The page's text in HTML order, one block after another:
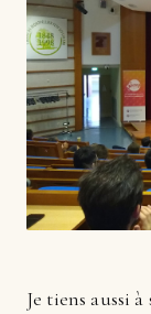
Je tiens aussi